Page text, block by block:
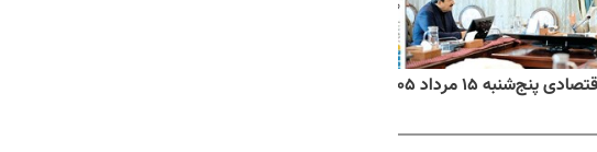
پنج‌شنبه ۱۵ مرداد ۱۴۰۵